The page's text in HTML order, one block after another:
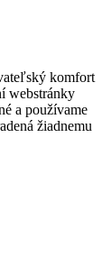
komfort
webstránky
a používame
žiadnemu